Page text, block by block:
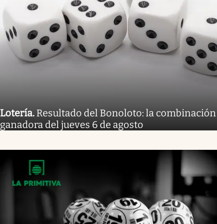
Lotería. Resultado del Bonoloto: la combinación
ganadora del jueves 6 de agosto